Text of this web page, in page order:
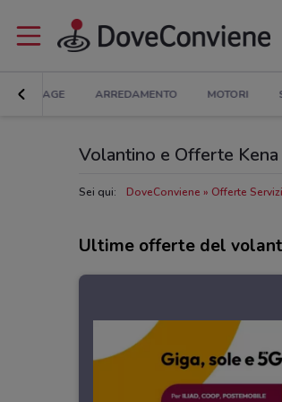
BRICOLAGE ARREDAMENTO MOTORI
Volantino e Offerte
Sei qui: DoveConviene Offerte
Ultime offerte del